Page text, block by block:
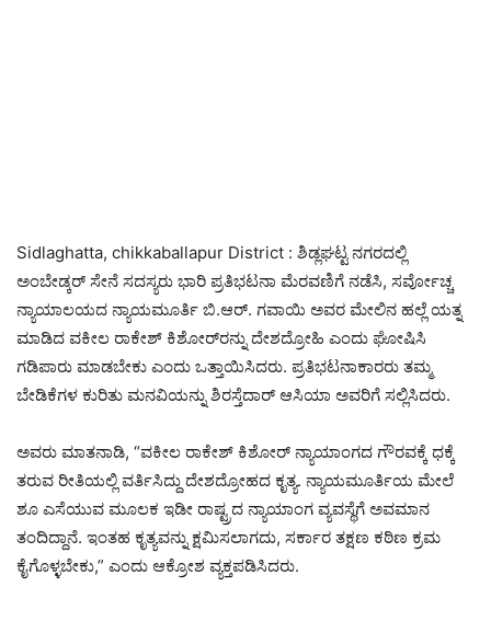
Sidlaghatta, chikkaballapur District : ಶಿಡ್ಲಘಟ್ಟ ನಗರದಲ್ಲಿ
ಅಂಬೇಡ್ಕರ್ ಸೇನೆ ಸದಸ್ಯರು ಭಾರಿ ಪ್ರತಿಭಟನಾ ಮೆರವಣಿಗೆ ನಡೆಸಿ, ಸರ್ವೋಚ್ಚ
ನ್ಯಾಯಾಲಯದ ನ್ಯಾಯಮೂರ್ತಿ ಬಿ.ಆರ್. ಗವಾಯಿ ಅವರ ಮೇಲಿನ ಹಲ್ಲೆ ಯತ್ನ
ಮಾಡಿದ ವಕೀಲ ರಾಕೇಶ್ ಕಿಶೋರ್‌ರನ್ನು ದೇಶದ್ರೋಹಿ ಎಂದು ಘೋಷಿಸಿ
ಗಡಿಪಾರು ಮಾಡಬೇಕು ಎಂದು ಒತ್ತಾಯಿಸಿದರು. ಪ್ರತಿಭಟನಾಕಾರರು ತಮ್ಮ
ಬೇಡಿಕೆಗಳ ಕುರಿತು ಮನವಿಯನ್ನು ಶಿರಸ್ತೆದಾರ್ ಆಸಿಯಾ ಅವರಿಗೆ ಸಲ್ಲಿಸಿದರು.
ಅವರು ಮಾತನಾಡಿ, “ವಕೀಲ ರಾಕೇಶ್ ಕಿಶೋರ್ ನ್ಯಾಯಾಂಗದ ಗೌರವಕ್ಕೆ ಧಕ್ಕೆ
ತರುವ ರೀತಿಯಲ್ಲಿ ವರ್ತಿಸಿದ್ದು ದೇಶದ್ರೋಹದ ಕೃತ್ಯ. ನ್ಯಾಯಮೂರ್ತಿಯ ಮೇಲೆ
ಶೂ ಎಸೆಯುವ ಮೂಲಕ ಇಡೀ ರಾಷ್ಟ್ರದ ನ್ಯಾಯಾಂಗ ವ್ಯವಸ್ಥೆಗೆ ಅವಮಾನ
ತಂದಿದ್ದಾನೆ. ಇಂತಹ ಕೃತ್ಯವನ್ನು ಕ್ಷಮಿಸಲಾಗದು, ಸರ್ಕಾರ ತಕ್ಷಣ ಕಠಿಣ ಕ್ರಮ
ಕೈಗೊಳ್ಳಬೇಕು,” ಎಂದು ಆಕ್ರೋಶ ವ್ಯಕ್ತಪಡಿಸಿದರು.